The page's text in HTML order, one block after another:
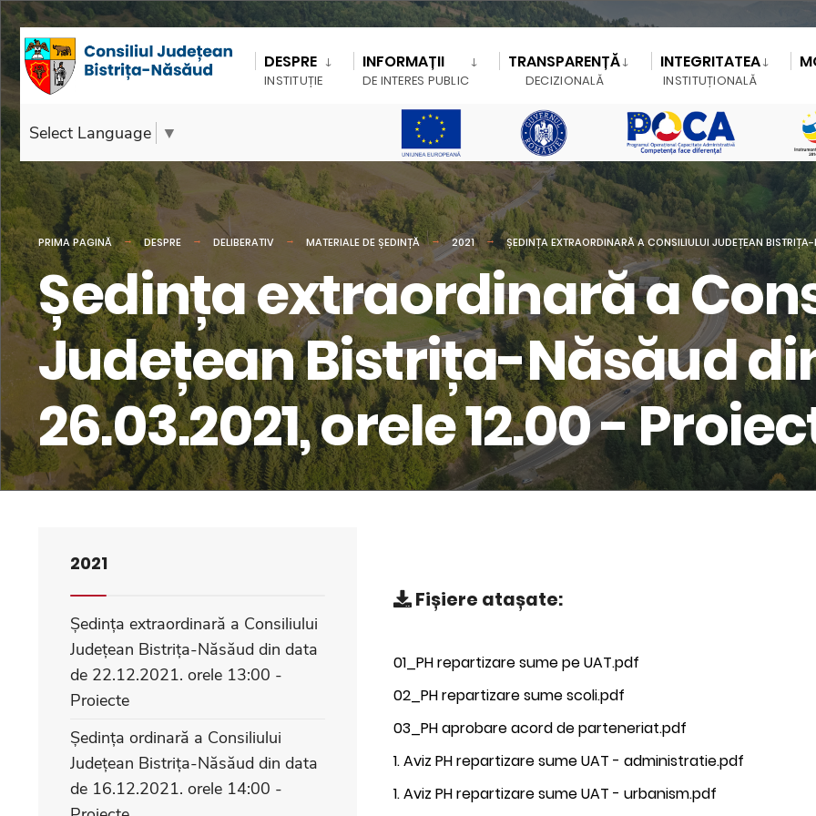
DESPRE
INSTITUȚIE
INFORMAȚII
DE INTERES PUBLIC
TRANSPARENȚĂ
DECIZIONALĂ
INTEGRITATEA
INSTITUȚIONALĂ
Select Language ▼
PRIMA PAGINĂ DESPRE DELIBERATIV MATERIALE DE ȘEDINȚĂ 2021 ȘEDINȚA EXTRAORDINARĂ A CONSILIULUI JUDEȚEAN
Ședința extraordinară a
Județean Bistrița-Năsăud
26.03.2021, orele 12.00 -
Fișiere atașate:
01_PH repartizare sume pe UAT.pdf
02_PH repartizare sume scoli.pdf
03_PH aprobare acord de parteneriat.pdf
1. Aviz PH repartizare sume UAT - administratie.pdf
1. Aviz PH repartizare sume UAT - urbanism.pdf
2021
Ședința extraordinară a Consiliului
Județean Bistrița-Năsăud din data
de 22.12.2021. orele 13:00 -
Proiecte
Ședința ordinară a Consiliului
Județean Bistrița-Năsăud din data
de 16.12.2021. orele 14:00 -